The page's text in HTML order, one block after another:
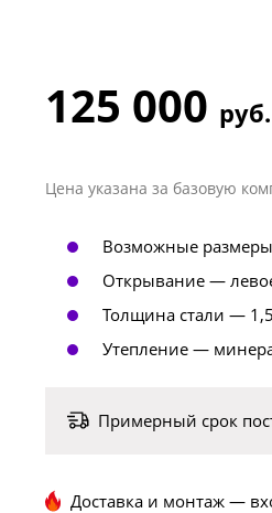
125 000 руб.
Цена указана за базовую
Возможные
Открывание —
Толщина стали — 1,5
Утепление —
Примерный срок
Доставка и монтаж —